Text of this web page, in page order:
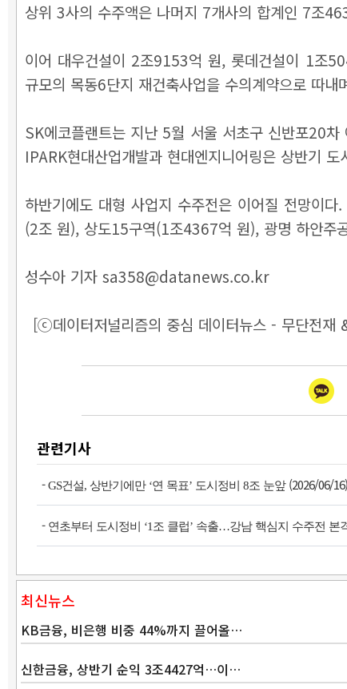
상위 3사의 수주액은 나머지 7개사의 합계인 7조
이어 대우건설이 2조9153억 원, 롯데건설이 1조
규모의 목동6단지 재건축사업을 수의계약으로 따
SK에코플랜트는 지난 5월 서울 서초구 신반포20
IPARK현대산업개발과 현대엔지니어링은 상반기
하반기에도 대형 사업지 수주전은 이어질 전망이
(2조 원), 상도15구역(1조4367억 원), 광명 하안주
성수아 기자 sa358@datanews.co.kr
[ⓒ데이터저널리즘의 중심 데이터뉴스 - 무단전재
관련기사
-GS건설, 상반기에만 ‘연 목표’ 도시정비 8조 눈앞(2026/06/16)
- 연초부터 도시정비 ‘1조 클럽’ 속출…강남 핵심지 수주전 본
최신뉴스
KB금융, 비은행 비중 44%까지 끌어올…
신한금융, 상반기 순익 3조4427억…이…